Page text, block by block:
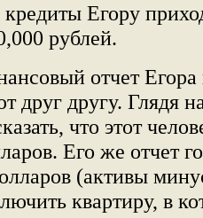
кредиты Егору
рублей.
отчет
друг другу. Глядя
что этот
Его же отчет
(активы
квартиру, в